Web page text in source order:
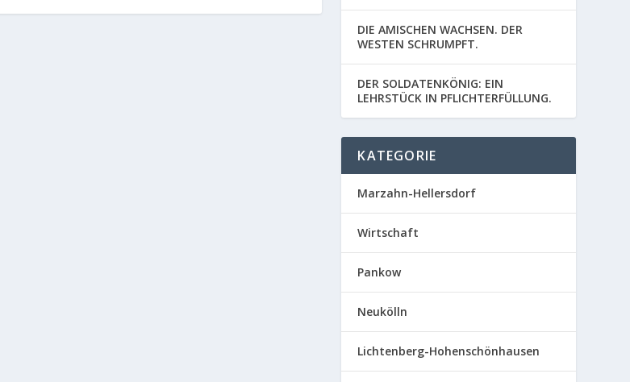
DIE AMISCHEN WACHSEN. DER
WESTEN SCHRUMPFT.
DER SOLDATENKÖNIG: EIN
LEHRSTÜCK IN PFLICHTERFÜLLUNG.
KATEGORIE
Marzahn-Hellersdorf
Wirtschaft
Pankow
Neukölln
Lichtenberg-Hohenschönhausen